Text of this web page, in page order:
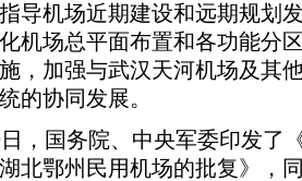
导机场近期建设和远期规划
机场总平面布置和各功能分
，加强与武汉天河机场及其
的协同发展。
国务院、中央军委印发了
北鄂州民用机场的批复》，